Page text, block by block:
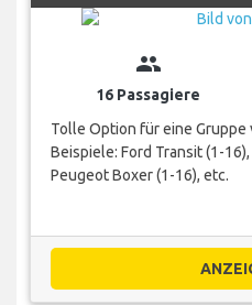
group
16 Passagiere
Tolle Option für eine Gruppe
Beispiele: Ford Transit (1-
Peugeot Boxer (1-16), etc.